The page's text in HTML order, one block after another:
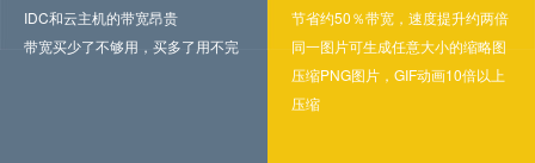
IDC和云主机的带宽昂贵
带宽买少了不够用，买多了用不完
节省约50％带宽，速度提升约两倍
同一图片可生成任意大小的缩略图
压缩PNG图片，GIF动画10倍以上
压缩